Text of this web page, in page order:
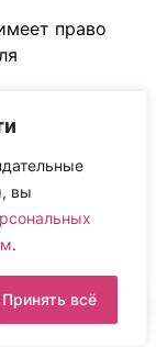
вы
.
Принять всё
право
необходимые